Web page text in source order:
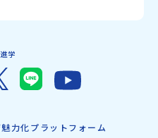
学
力化プラットフォーム